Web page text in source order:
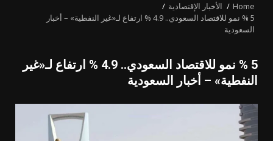
Home
الأخبار الإقتصادية
5 % نمو للاقتصاد السعودي.. 4.9 % ارتفاع لـ«غير النفطية» – أخبار
السعودية
5 % نمو للاقتصاد السعودي.. 4.9 % ارتفاع لـ«غير
النفطية» – أخبار السعودية